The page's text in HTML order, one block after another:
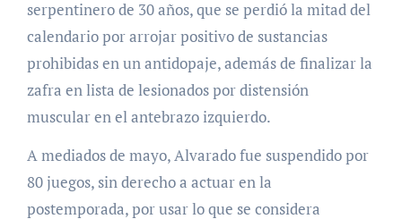
serpentinero de 30 años, que se perdió la mitad del
calendario por arrojar positivo de sustancias
prohibidas en un antidopaje, además de finalizar la
zafra en lista de lesionados por distensión
muscular en el antebrazo izquierdo.
A mediados de mayo, Alvarado fue suspendido por
80 juegos, sin derecho a actuar en la
postemporada, por usar lo que se considera